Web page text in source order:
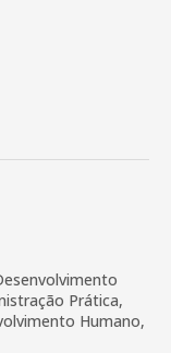
Prática,
Humano,